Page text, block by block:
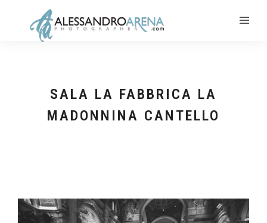
SALA LA FABBRICA LA
MADONNINA CANTELLO